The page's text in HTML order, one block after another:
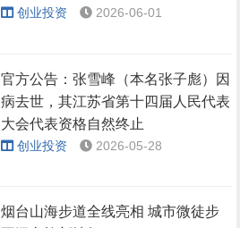
创业投资 2026-06-01
官方公告：张雪峰（本名张子彪）因
病去世，其江苏省第十四届人民代表
大会代表资格自然终止
创业投资 2026-05-28
烟台山海步道全线亮相 城市微徒步